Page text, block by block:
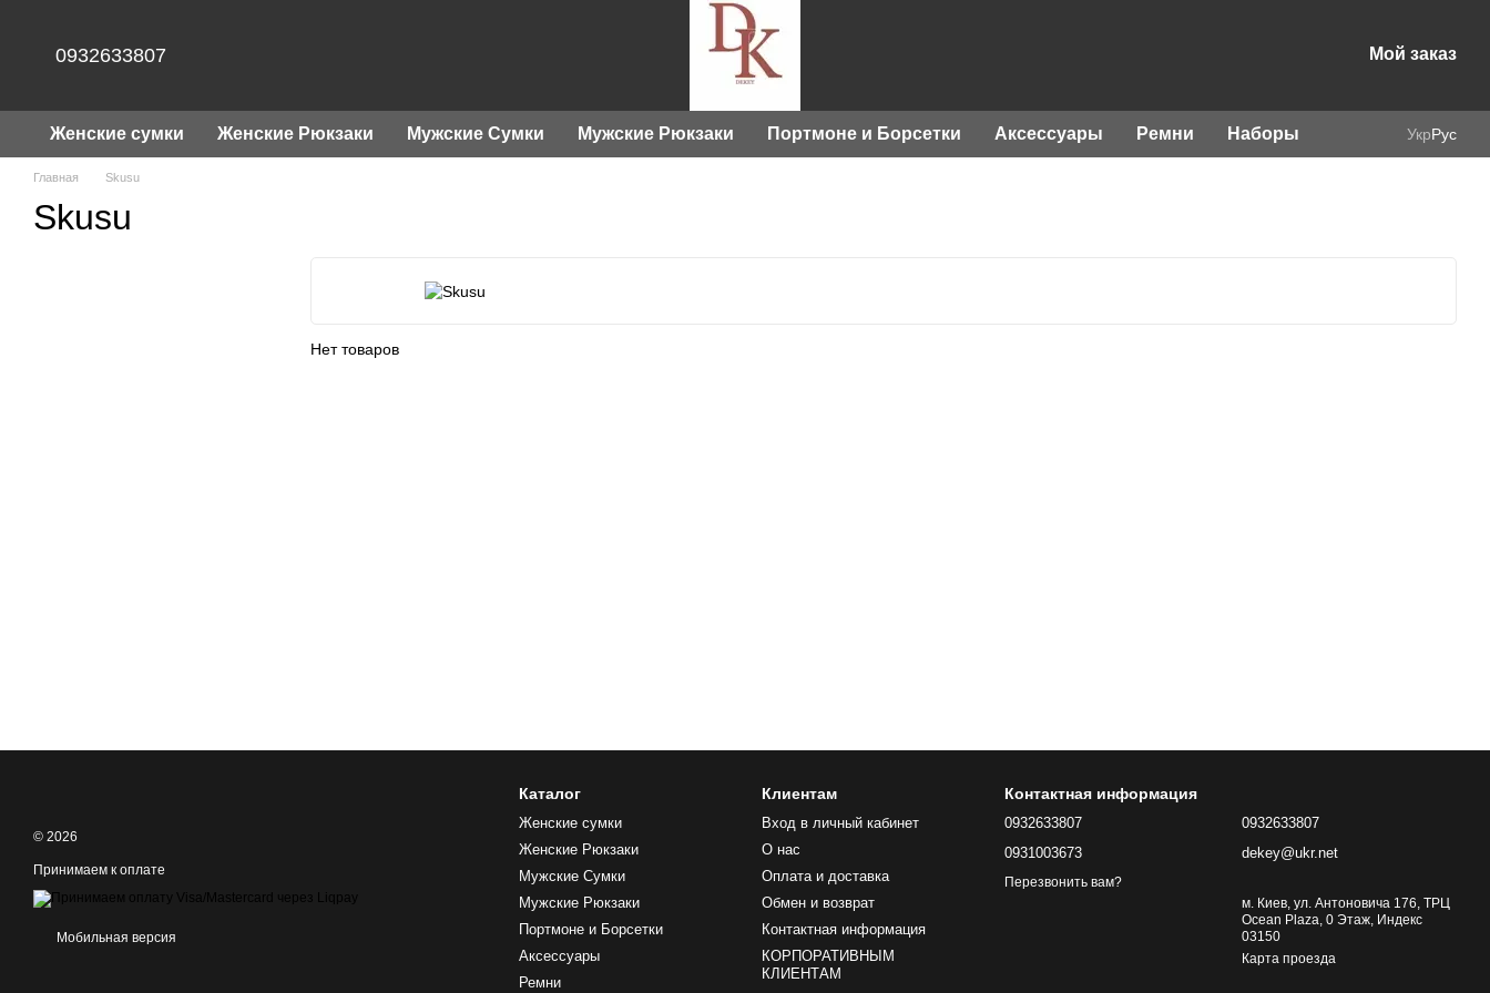
0932633807 Мой заказ
Женские сумки Женские Рюкзаки Мужские Сумки Мужские Рюкзаки Портмоне и Борсетки Аксессуары Ремни Наборы УкрРус
Главная Skusu
Skusu
Нет товаров
© 2026
Принимаем к оплате
Мобильная версия
Каталог
Женские сумки
Женские Рюкзаки
Мужские Сумки
Мужские Рюкзаки
Портмоне и Борсетки
Аксессуары
Ремни
Клиентам
Вход в личный кабинет
О нас
Оплата и доставка
Обмен и возврат
Контактная информация
КОРПОРАТИВНЫМ
КЛИЕНТАМ
Контактная информация
0932633807
0931003673
Перезвонить вам?
0932633807
dekey@ukr.net
м. Киев, ул. Антоновича 176, ТРЦ
Ocean Plaza, 0 Этаж, Индекс
03150
Карта проезда